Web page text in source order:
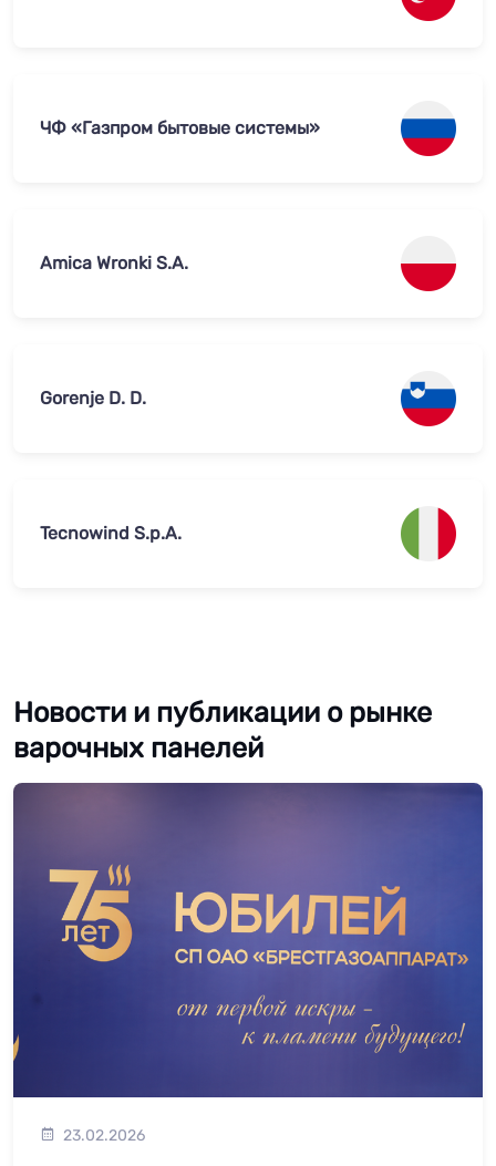
ЧФ «Газпром бытовые системы»
Amica Wronki S.A.
Gorenje D. D.
Tecnowind S.p.A.
Новости и публикации о рынке
варочных панелей
23.02.2026